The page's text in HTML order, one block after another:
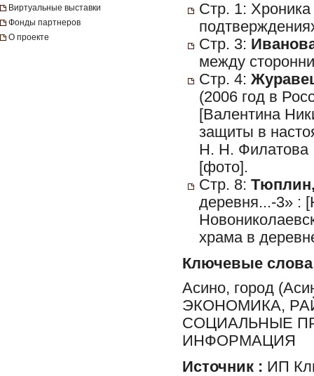
Виртуальные выставки
Фонды партнеров
О проекте
Стр. 1:
Стр. 3:
между
Стр. 4:
(2006 год в
[Валентина
защиты в
Н. Н.
[фото].
Стр. 8:
деревня...-3» :
храма в
Ключевые слова
Асино, город
ЭКОНОМИКА,
СОЦИАЛЬНЫЕ
ИНФОРМАЦИЯ
Источник : ИП